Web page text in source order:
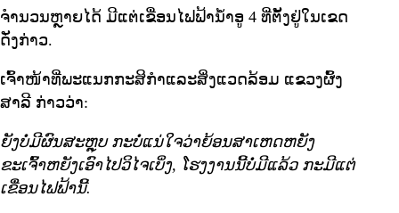
ຈຳນວນຫຼາຍໄດ້ ມີແຕ່ເຂື່ອນໄຟຟ້ານ້ຳອູ 4 ທີ່ຕັ້ງຢູ່ໃນເຂດ
ດັ່ງກ່າວ.
ເຈົ້າໜ້າທີ່ພະແນກກະສິກຳແລະສິ່ງແວດລ້ອມ ແຂວງຜົ້ງ
ສາລີ ກ່າວວ່າ:
ຍັງບໍ່ມີຜົນສະຫຼຸບ ກະບໍ່ແນ່ໃຈວ່າຍ້ອນສາເຫດຫຍັງ
ຂະເຈົ້າຫຍັງເອົາໄປວິໄຈເບິ່ງ, ໂຮງງານນີ້ບໍ່ມີແລ້ວ ກະມີແຕ່
ເຂື່ອນໄຟຟ້ານີ້.